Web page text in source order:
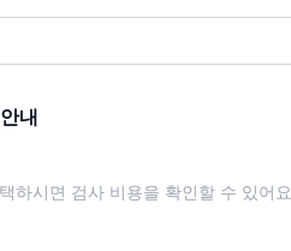
내
하시면 검사 비용을 확인할 수 있어요.